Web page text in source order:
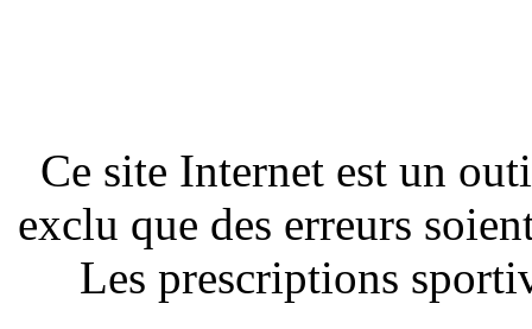
Ce site Internet est un
exclu que des erreurs
Les prescriptions